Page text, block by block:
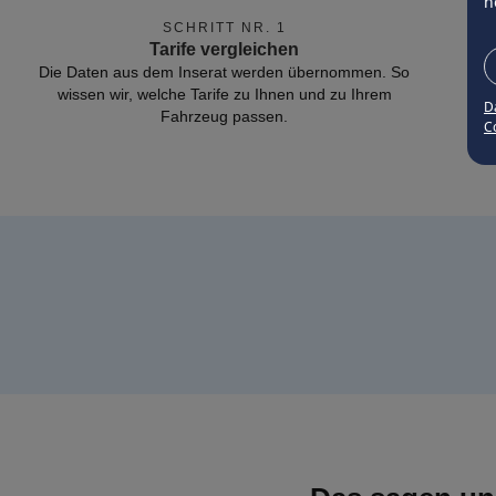
SCHRITT NR. 1
Tarife vergleichen
Die Daten aus dem Inserat werden übernommen. So
wissen wir, welche Tarife zu Ihnen und zu Ihrem
Fahrzeug passen.